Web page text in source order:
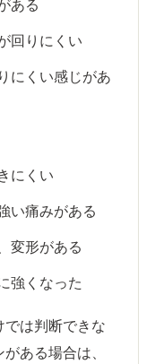
ある
回りにくい
にくい感じがあ
にくい
い痛みがある
変形がある
強くなった
では判断できな
ある場合は、